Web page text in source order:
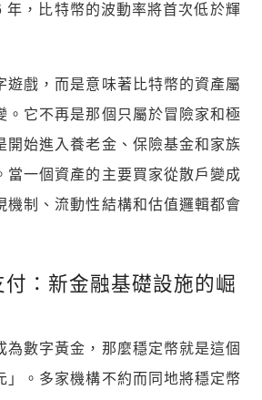
年，比特幣的波動率將首次低於輝
遊戲，而是意味著比特幣的資產屬
。它不再是那個只屬於冒險家和極
開始進入養老金、保險基金和家族
當一個資產的主要買家從散戶變成
機制、流動性結構和估值邏輯都會
：新金融基礎設施的崛
為數字黃金，那麼穩定幣就是這個
」。多家機構不約而同地將穩定幣